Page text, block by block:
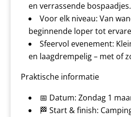
en verrassende bospaadjes.
Voor elk niveau: Van
beginnende loper tot
Sfeervol evenement:
en laagdrempelig – met of
Praktische informatie
📅 Datum: Zondag 1
🏁 Start & finish: